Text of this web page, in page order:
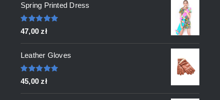
Spring Printed Dress
Oceniono
5.00
47,00zł
Leather Gloves
Oceniono
5.00
45,00zł